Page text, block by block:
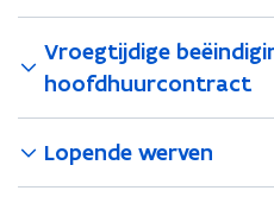
Vroegtijdige
hoofdhuurcontract
Lopende werven